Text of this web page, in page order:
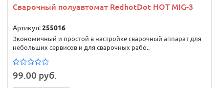
Сварочный полуавтомат RedhotDot HOT MIG-3
Артикул:255016
Экономичный и простой в настройке сварочный аппарат для
небольших сервисов и для сварочных рабо..
99.00 руб.